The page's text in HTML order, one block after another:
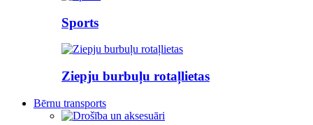
Sports
Ziepju burbuļu rotaļlietas
Bērnu transports